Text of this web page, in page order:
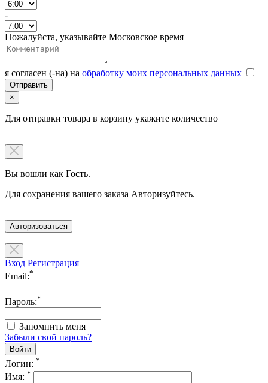
-
Пожалуйста, указывайте Московское время
я согласен (-на) на обработку моих персональных данных
×
Для отправки товара в корзину укажите количество
Вы вошли как Гость.
Для сохранения вашего заказа Авторизуйтесь.
Авторизоваться
Вход Регистрация
Email:*
Пароль:*
Запомнить меня
Забыли свой пароль?
Логин: *
Имя: *